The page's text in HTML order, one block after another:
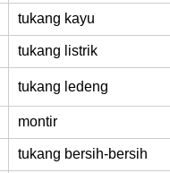
tukang kayu
tukang listrik
tukang ledeng
montir
tukang bersih-bersih